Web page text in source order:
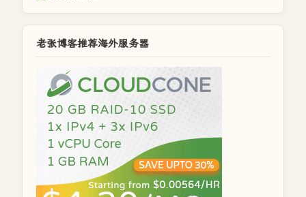
老张博客推荐海外服务器